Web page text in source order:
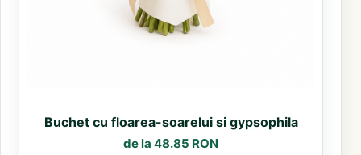
Buchet cu floarea-soarelui si gypsophila
de la 48.85 RON